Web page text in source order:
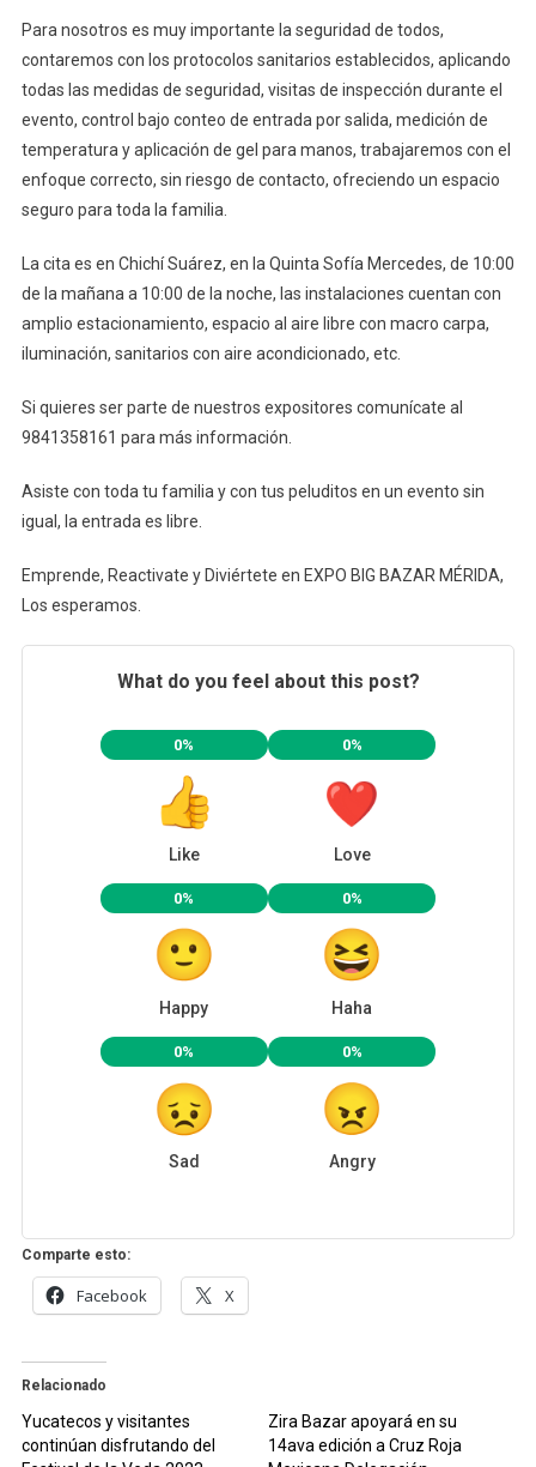
Para nosotros es muy importante la seguridad de todos,
contaremos con los protocolos sanitarios establecidos, aplicando
todas las medidas de seguridad, visitas de inspección durante el
evento, control bajo conteo de entrada por salida, medición de
temperatura y aplicación de gel para manos, trabajaremos con el
enfoque correcto, sin riesgo de contacto, ofreciendo un espacio
seguro para toda la familia.
La cita es en Chichí Suárez, en la Quinta Sofía Mercedes, de 10:00
de la mañana a 10:00 de la noche, las instalaciones cuentan con
amplio estacionamiento, espacio al aire libre con macro carpa,
iluminación, sanitarios con aire acondicionado, etc.
Si quieres ser parte de nuestros expositores comunícate al
9841358161 para más información.
Asiste con toda tu familia y con tus peluditos en un evento sin
igual, la entrada es libre.
Emprende, Reactivate y Diviértete en EXPO BIG BAZAR MÉRIDA,
Los esperamos.
What do you feel about this post?
0%
Like
0%
Love
0%
Happy
0%
Haha
0%
Sad
0%
Angry
Comparte esto:
Facebook X
Relacionado
Yucatecos y visitantes
continúan disfrutando del
Zira Bazar apoyará en su
14ava edición a Cruz Roja